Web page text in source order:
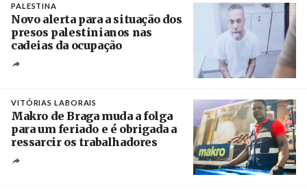
PALESTINA
Novo alerta para a situação dos
presos palestinianos nas
cadeias da ocupação
VITÓRIAS LABORAIS
Makro de Braga muda a folga
para um feriado e é obrigada a
ressarcir os trabalhadores